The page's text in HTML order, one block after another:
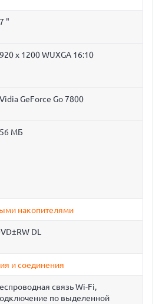
"
x 1200 WUXGA 16:10
GeForce Go 7800
МБ
накопителями
DL
и соединения
связь Wi-Fi,
по выделенной